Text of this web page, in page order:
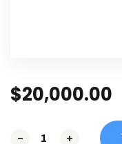
$20,000.00
- +